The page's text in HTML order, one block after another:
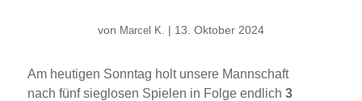
von Marcel K. | 13. Oktober 2024
Am heutigen Sonntag holt unsere Mannschaft
nach fünf sieglosen Spielen in Folge endlich 3